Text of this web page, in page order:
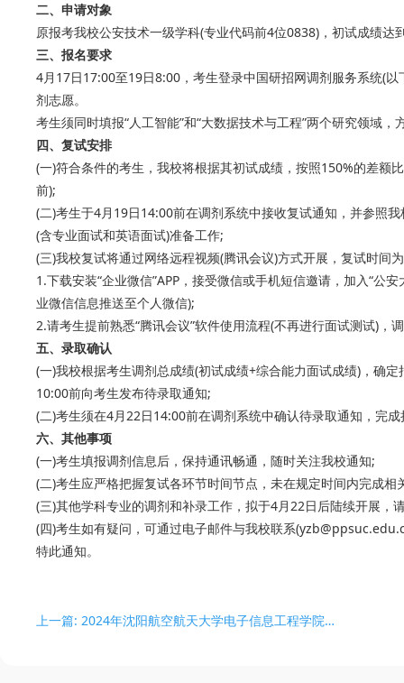
二、申请对象
原报考我校公安技术一级学科(专业代码前4位0838)，初试成绩
三、报名要求
4月17日17:00至19日8:00，考生登录中国研招网调剂服务系统(
剂志愿。
考生须同时填报“人工智能”和“大数据技术与工程”两个研究领域，
四、复试安排
(一)符合条件的考生，我校将根据其初试成绩，按照150%的差额
前);
(二)考生于4月19日14:00前在调剂系统中接收复试通知，并参照
(含专业面试和英语面试)准备工作;
(三)我校复试将通过网络远程视频(腾讯会议)方式开展，复试时间
1.下载安装“企业微信”APP，接受微信或手机短信邀请，加入“公
业微信信息推送至个人微信);
2.请考生提前熟悉“腾讯会议”软件使用流程(不再进行面试测试)，
五、录取确认
(一)我校根据考生调剂总成绩(初试成绩+综合能力面试成绩)，确
10:00前向考生发布待录取通知;
(二)考生须在4月22日14:00前在调剂系统中确认待录取通知，完
六、其他事项
(一)考生填报调剂信息后，保持通讯畅通，随时关注我校通知;
(二)考生应严格把握复试各环节时间节点，未在规定时间内完成
(三)其他学科专业的调剂和补录工作，拟于4月22日后陆续开展，
(四)考生如有疑问，可通过电子邮件与我校联系
特此通知。
上一篇: 2024年沈阳航空航天大学电子信息工程学院招生调剂信息